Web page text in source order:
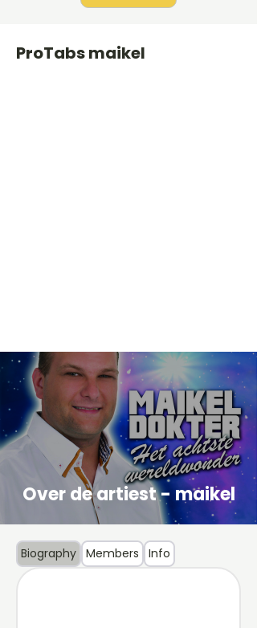
ProTabs maikel
Over de artiest - maikel
Biography Members Info